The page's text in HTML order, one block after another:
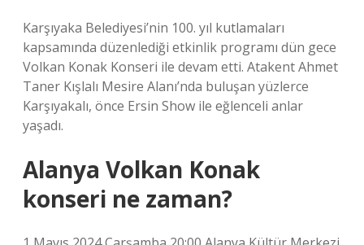
Karşıyaka Belediyesi’nin 100. yıl kutlamaları
kapsamında düzenlediği etkinlik programı dün gece
Volkan Konak Konseri ile devam etti. Atakent Ahmet
Taner Kışlalı Mesire Alanı’nda buluşan yüzlerce
Karşıyakalı, önce Ersin Show ile eğlenceli anlar
yaşadı.
Alanya Volkan Konak
konseri ne zaman?